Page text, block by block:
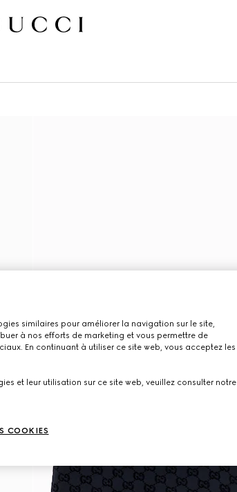
similaires pour améliorer la navigation sur le site,
à nos efforts de marketing et vous permettre de
En continuant à utiliser ce site web, vous acceptez les
et leur utilisation sur ce site web, veuillez consulter notre
COOKIES